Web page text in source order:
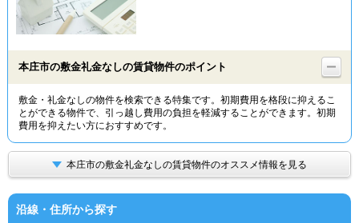
物件特集から
TOP
本庄市の敷金礼金なしの賃貸物件のポイント
敷金・礼金なしの物件を検索できる特集です。初期費用を格段に抑えるこ
とができる物件で、引っ越し費用の負担を軽減することができます。初期
費用を抑えたい方におすすめです。
本庄市の敷金礼金なしの賃貸物件のオススメ情報を見る
沿線・住所から探す